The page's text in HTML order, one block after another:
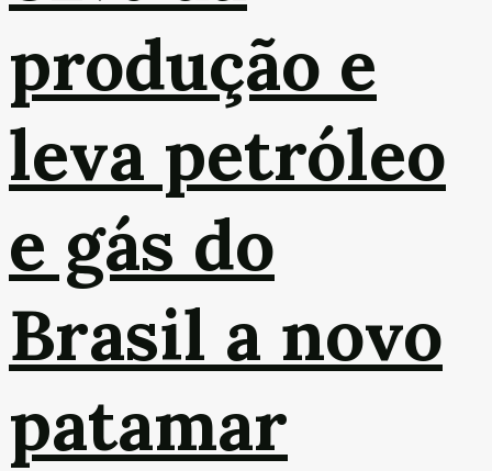
produção e
leva petróleo
e gás do
Brasil a novo
patamar